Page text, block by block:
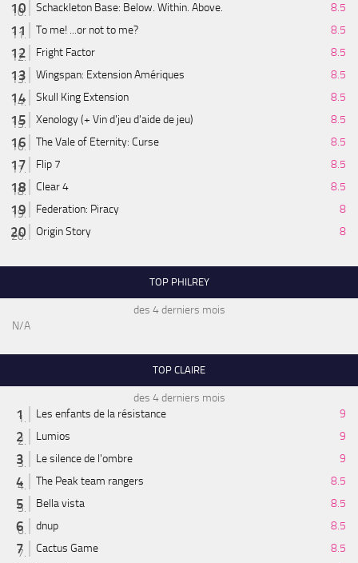
Schackleton Base: Below. Within. Above.
8.5
To me! ...or not to me?
8.5
Fright Factor
8.5
Wingspan: Extension Amériques
8.5
Skull King Extension
8.5
Xenology (+ Vin d'jeu d'aide de jeu)
8.5
The Vale of Eternity: Curse
8.5
Flip 7
8.5
Clear 4
8.5
Federation: Piracy
8
Origin Story
8
TOP PHILREY
des 4 derniers mois
N/A
TOP CLAIRE
des 4 derniers mois
Les enfants de la résistance
9
Lumios
9
Le silence de l'ombre
9
The Peak team rangers
8.5
Bella vista
8.5
dnup
8.5
Cactus Game
8.5